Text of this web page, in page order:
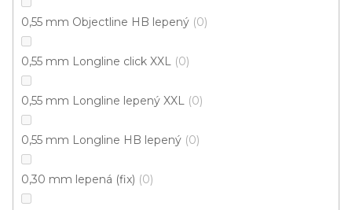
0,55 mm Objectline HB lepený 0
0,55 mm Longline click XXL 0
0,55 mm Longline lepený XXL 0
0,55 mm Longline HB lepený 0
0,30 mm lepená (fix) 0
442 Kč / m2
Fix (lepená)
O
6položek celkem